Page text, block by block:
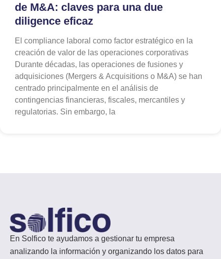
de M&A: claves para una due
diligence eficaz
El compliance laboral como factor estratégico en la
creación de valor de las operaciones corporativas
Durante décadas, las operaciones de fusiones y
adquisiciones (Mergers & Acquisitions o M&A) se han
centrado principalmente en el análisis de
contingencias financieras, fiscales, mercantiles y
regulatorias. Sin embargo, la
En Solfico te ayudamos a gestionar tu empresa
analizando la información y organizando los datos para